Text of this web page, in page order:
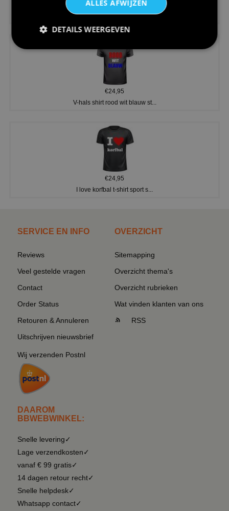
€24,95
Koningsdag shirt heren v-hals ...
€24,95
V-hals shirt rood wit blauw st...
€24,95
I love korfbal t-shirt sport s...
SERVICE EN INFO
Reviews
Veel gestelde vragen
Contact
Order Status
Retouren & Annuleren
Uitschrijven nieuwsbrief
Wij verzenden Postnl
DAAROM
BBWEBWINKEL:
Snelle levering✓
Lage verzendkosten✓
vanaf € 99 gratis✓
14 dagen retour recht✓
Snelle helpdesk✓
Whatsapp contact✓
OVERZICHT
Sitemapping
Overzicht thema's
Overzicht rubrieken
Wat vinden klanten van ons
RSS
ALLES AFWIJZEN
DETAILS WEERGEVEN